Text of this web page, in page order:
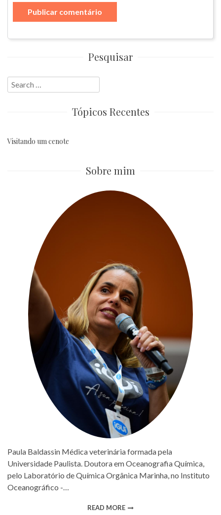
Pesquisar
Search
for:
Tópicos Recentes
Visitando um cenote
Sobre mim
Paula Baldassin Médica veterinária formada pela
Universidade Paulista. Doutora em Oceanografia Química,
pelo Laboratório de Química Orgânica Marinha, no Instituto
Oceanográfico -…
READ MORE